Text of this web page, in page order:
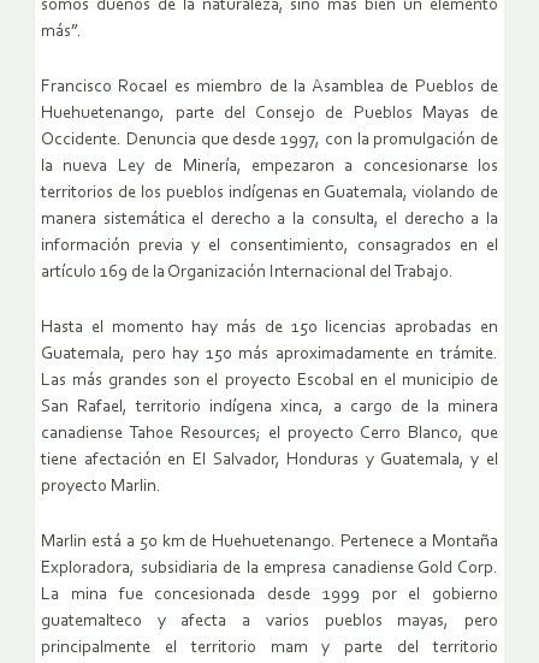
somos dueños de la naturaleza, sino más bien un elemento
más”.
Francisco Rocael es miembro de la Asamblea de Pueblos de
Huehuetenango, parte del Consejo de Pueblos Mayas de
Occidente. Denuncia que desde 1997, con la promulgación de
la nueva Ley de Minería, empezaron a concesionarse los
territorios de los pueblos indígenas en Guatemala, violando de
manera sistemática el derecho a la consulta, el derecho a la
información previa y el consentimiento, consagrados en el
artículo 169 de la Organización Internacional del Trabajo.
Hasta el momento hay más de 150 licencias aprobadas en
Guatemala, pero hay 150 más aproximadamente en trámite.
Las más grandes son el proyecto Escobal en el municipio de
San Rafael, territorio indígena xinca, a cargo de la minera
canadiense Tahoe Resources; el proyecto Cerro Blanco, que
tiene afectación en El Salvador, Honduras y Guatemala, y el
proyecto Marlin.
Marlin está a 50 km de Huehuetenango. Pertenece a Montaña
Exploradora, subsidiaria de la empresa canadiense Gold Corp.
La mina fue concesionada desde 1999 por el gobierno
guatemalteco y afecta a varios pueblos mayas, pero
principalmente el territorio mam y parte del territorio